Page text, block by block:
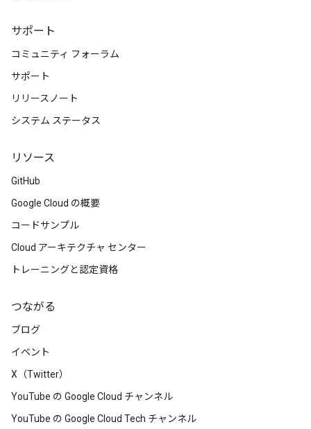
サポート
コミュニティ フォーラム
サポート
リリースノート
システム ステータス
リソース
GitHub
Google Cloud の概要
コードサンプル
Cloud アーキテクチャ センター
トレーニングと認定資格
つながる
ブログ
イベント
X（Twitter）
YouTube の Google Cloud チャンネル
YouTube の Google Cloud Tech チャンネル